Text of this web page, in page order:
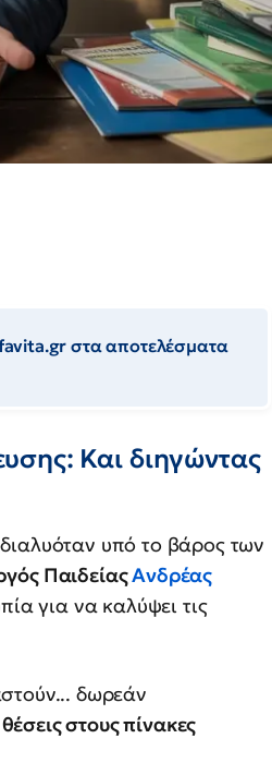
στα αποτελέσματα
Και διηγώντας
υπό το βάρος των
ΠαιδείαςΑνδρέας
για να καλύψει τις
δωρεάν
στους πίνακες